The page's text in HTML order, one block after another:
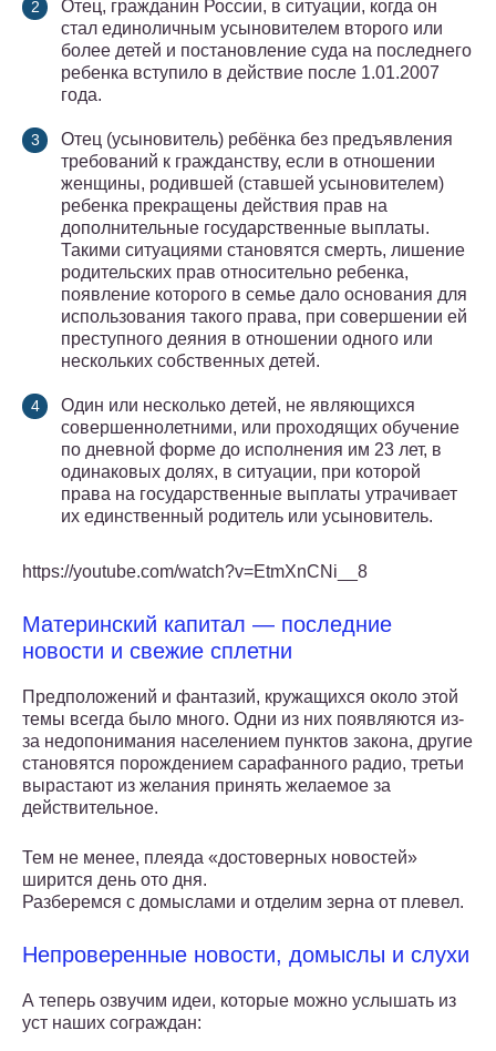
Отец, гражданин России, в ситуации, когда он
стал единоличным усыновителем второго или
более детей и постановление суда на последнего
ребенка вступило в действие после 1.01.2007
года.
Отец (усыновитель) ребёнка без предъявления
требований к гражданству, если в отношении
женщины, родившей (ставшей усыновителем)
ребенка прекращены действия прав на
дополнительные государственные выплаты.
Такими ситуациями становятся смерть, лишение
родительских прав относительно ребенка,
появление которого в семье дало основания для
использования такого права, при совершении ей
преступного деяния в отношении одного или
нескольких собственных детей.
Один или несколько детей, не являющихся
совершеннолетними, или проходящих обучение
по дневной форме до исполнения им 23 лет, в
одинаковых долях, в ситуации, при которой
права на государственные выплаты утрачивает
их единственный родитель или усыновитель.
https://youtube.com/watch?v=EtmXnCNi__8
Материнский капитал — последние
новости и свежие сплетни
Предположений и фантазий, кружащихся около этой
темы всегда было много. Одни из них появляются из-
за недопонимания населением пунктов закона, другие
становятся порождением сарафанного радио, третьи
вырастают из желания принять желаемое за
действительное.
Тем не менее, плеяда «достоверных новостей»
ширится день ото дня.
Разберемся с домыслами и отделим зерна от плевел.
Непроверенные новости, домыслы и слухи
А теперь озвучим идеи, которые можно услышать из
уст наших сограждан: